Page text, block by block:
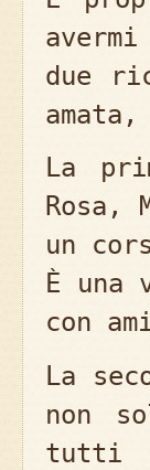
due
La
Rosa,
un
È una
con
La
non
tutti